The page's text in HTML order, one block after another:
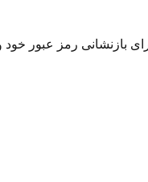
بازنشانی رمز عبور خود